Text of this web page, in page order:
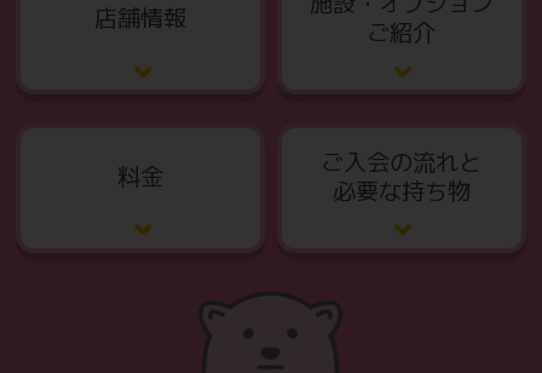
店舗情報
ご紹介
料金
ご入会の流れと
必要な持ち物